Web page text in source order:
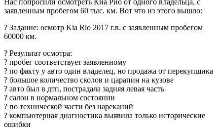
заявленным пробегом 60 тыс. км. Вот что из этого вышло:
? Задание: осмотр Kia Rio 2017 г.в. с заявленным пробегом
60000 км.
? Результат осмотра:
? пробег соответствует заявленному
? по факту у авто один владелец, но продажа от перекупщика
? большое количество сколов и царапин на кузове
? авто был в дтп, пострадала задняя левая часть
? салон в нормальном состоянии
? по технической части без нареканий
? компьютерная диагностика выявила только исторические
ошибки